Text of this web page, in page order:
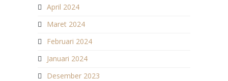
April 2024
Maret 2024
Februari 2024
Januari 2024
Desember 2023